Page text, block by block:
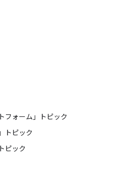
フォーム」トピック
トピック
ピック